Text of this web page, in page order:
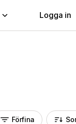
Logga in
Förfina